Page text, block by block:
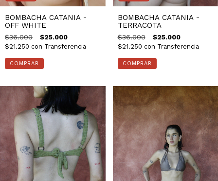
BOMBACHA CATANIA -
OFF WHITE
$36.000 $25.000
$21.250 con Transferencia
COMPRAR
BOMBACHA CATANIA -
TERRACOTA
$36.000 $25.000
$21.250 con Transferencia
COMPRAR